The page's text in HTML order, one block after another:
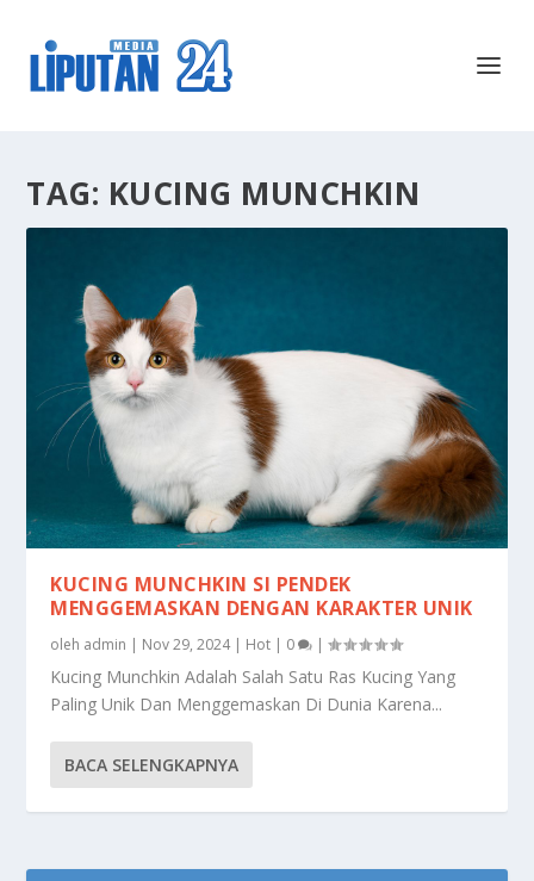
TAG: KUCING MUNCHKIN
KUCING MUNCHKIN SI PENDEK
MENGGEMASKAN DENGAN KARAKTER UNIK
oleh admin | Nov 29, 2024| Hot | 0 |
Kucing Munchkin Adalah Salah Satu Ras Kucing Yang
Paling Unik Dan Menggemaskan Di Dunia Karena...
BACA SELENGKAPNYA